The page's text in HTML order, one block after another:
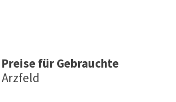
für Gebrauchte
Arzfeld